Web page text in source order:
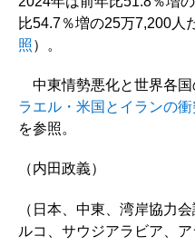
比54.7％増の25万7,200人
照）。
中東情勢悪化と世界各
ラエル・米国とイランの
を参照。
（内田政義）
（日本、中東、湾岸協力
ルコ、サウジアラビア、ア